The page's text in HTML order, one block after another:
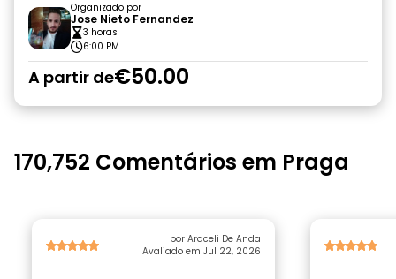
Organizado por
Jose Nieto Fernandez
3 horas
6:00 PM
A partir de€50.00
170,752 Comentários em Praga
por Araceli De Anda
Avaliado em Jul 22, 2026